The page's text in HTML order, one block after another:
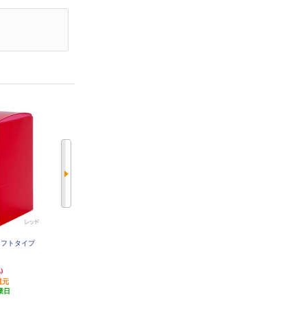
トタイプ
元
日